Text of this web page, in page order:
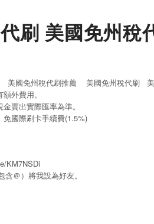
刷 美國免州稅
美國免州稅代刷推薦 美國免州稅代刷
外費用。
賣出實際匯率為準。
國際刷卡手續費(1.5%)
KM7NSDi
含＠）將我設為好友。